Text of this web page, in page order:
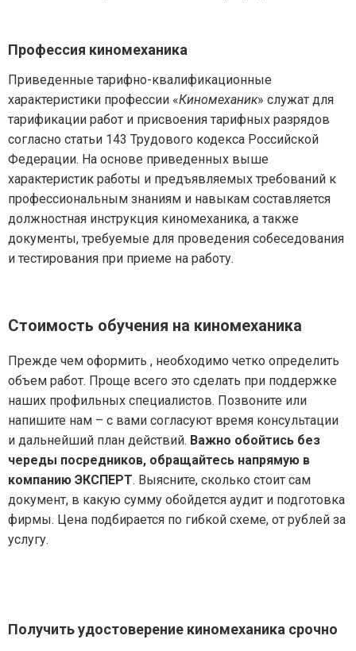
Профессия киномеханика
Приведенные тарифно-квалификационные
характеристики профессии «Киномеханик» служат для
тарификации работ и присвоения тарифных разрядов
согласно статьи 143 Трудового кодекса Российской
Федерации. На основе приведенных выше
характеристик работы и предъявляемых требований к
профессиональным знаниям и навыкам составляется
должностная инструкция киномеханика, а также
документы, требуемые для проведения собеседования
и тестирования при приеме на работу.
Стоимость обучения на киномеханика
Прежде чем оформить , необходимо четко определить
объем работ. Проще всего это сделать при поддержке
наших профильных специалистов. Позвоните или
напишите нам – с вами согласуют время консультации
и дальнейший план действий. Важно обойтись без
череды посредников, обращайтесь напрямую в
компанию ЭКСПЕРТ. Выясните, сколько стоит сам
документ, в какую сумму обойдется аудит и подготовка
фирмы. Цена подбирается по гибкой схеме, от рублей за
услугу.
Получить удостоверение киномеханика срочно